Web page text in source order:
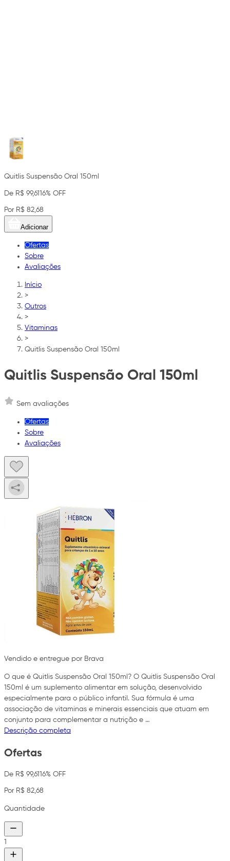
Quitlis Suspensão Oral 150ml
De R$ 99,6116% OFF
Por R$ 82,68
Adicionar
Ofertas
Sobre
Avaliações
Início
>
Outros
>
Vitaminas
>
Quitlis Suspensão Oral 150ml
Quitlis Suspensão Oral 150ml
Sem avaliações
Ofertas
Sobre
Avaliações
Vendido e entregue por Brava
O que é Quitlis Suspensão Oral 150ml? O Quitlis Suspensão Oral
150ml é um suplemento alimentar em solução, desenvolvido
especialmente para o público infantil. Sua fórmula é uma
associação de vitaminas e minerais essenciais que atuam em
conjunto para complementar a nutrição e …
Descrição completa
Ofertas
De R$ 99,61 16% OFF
Por R$ 82,68
Quantidade
1